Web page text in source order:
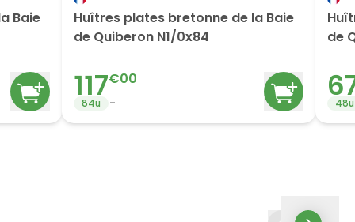
Baie
Huîtres plates bretonne de la Baie
de Quiberon N1/0x84
117€00
84u -
de
48u